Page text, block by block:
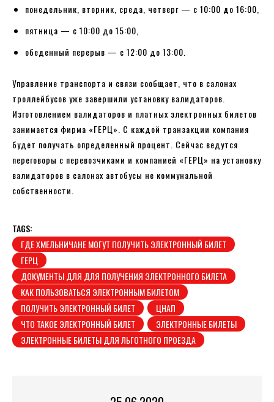
понедельник, вторник, среда, четверг — с 10:00 до 16:00,
пятница — с 10:00 до 15:00,
обеденный перерыв — с 12:00 до 13:00.
Управление транспорта и связи сообщает, что в салонах
троллейбусов уже завершили установку валидаторов.
Изготовлением валидаторов и платных электронных билетов
занимается фирма «ГЕРЦ». С каждой транзакции компания
будет получать определенный процент. Сейчас ведутся
переговоры с перевозчиками и компанией «ГЕРЦ» на установку
валидаторов в салонах автобусы не коммунальной
собственности.
TAGS:
ГДЕ ХМЕЛЬНИЧАНЕ МОГУТ ПОЛУЧИТЬ ЭЛЕКТРОННЫЙ БИЛЕТ
ГЕРЦ
ДОКУМЕНТЫ ДЛЯ ДЛЯ ПОЛУЧЕНИЯ ЭЛЕКТРОННОГО БИЛЕТА
КАК ПОЛЬЗОВАТЬСЯ ЭЛЕКТРОННЫМ БИЛЕТОМ
ПОЛУЧИТЬ ЭЛЕКТРОННЫЙ БИЛЕТ
ЦНАП
ЧТО ТАКОЕ ЭЛЕКТРОННЫЙ БИЛЕТ
ЭЛЕКТРОННЫЕ БИЛЕТЫ
ЭЛЕКТРОННЫЕ БИЛЕТЫ ДЛЯ ЛЬГОТНОГО ПРОЕЗДА